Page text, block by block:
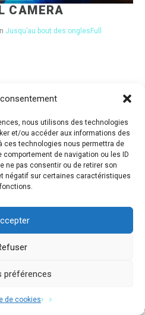
nous utilisons des technologies
et/ou accéder aux informations des
ces technologies nous permettra de
de navigation ou les ID
ne pas consentir ou de retirer son
négatif sur certaines caractéristiques
préférences
de cookies
CAMERA
Jusqu’au bout des ongles Full
Costa. All Rights Reserved.